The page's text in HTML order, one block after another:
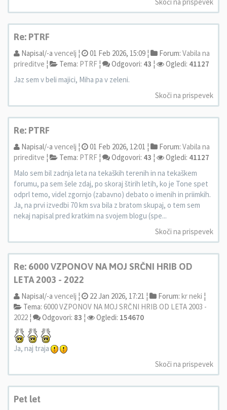
Re: PTRF
Napisal/-a vencelj ¦ 01 Feb 2026, 15:09 ¦ Forum: Vabila na
prireditve ¦ Tema: PTRF ¦ Odgovori: 43 ¦ Ogledi: 41127
Jaz sem v beli majici, Miha pa v zeleni.
Skoči na prispevek
Re: PTRF
Napisal/-a vencelj ¦ 01 Feb 2026, 12:01 ¦ Forum: Vabila na
prireditve ¦ Tema: PTRF ¦ Odgovori: 43 ¦ Ogledi: 41127
Malo sem bil zadnja leta na tekaških terenih in na tekaškem
forumu, pa sem šele zdaj, po skoraj štirih letih, ko je Tone spet
odprl temo, videl zgornjo (zabavno) debato o imenih in priimkih.
Ja, na prvi izvedbi 70 km sva bila z bratom skupaj, o tem sem
nekaj napisal pred kratkim na svojem blogu (spe...
Skoči na prispevek
Re: 6000 VZPONOV NA MOJ SRČNI HRIB OD
LETA 2003 - 2022
Napisal/-a vencelj ¦ 22 Jan 2026, 17:21 ¦ Forum: kr neki ¦
Tema: 6000 VZPONOV NA MOJ SRČNI HRIB OD LETA 2003 -
2022 ¦ Odgovori: 83 ¦ Ogledi: 154670
Ja, naj traja
Skoči na prispevek
Pet let